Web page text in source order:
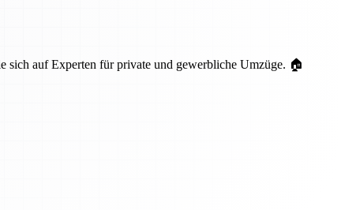
sich auf Experten für private und gewerbliche Umzüge. 🏠